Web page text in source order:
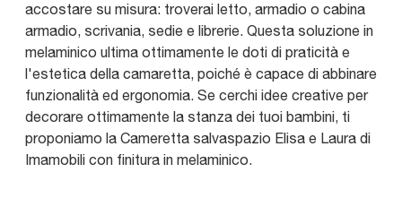
accostare su misura: troverai letto, armadio o cabina
armadio, scrivania, sedie e librerie. Questa soluzione in
melaminico ultima ottimamente le doti di praticità e
l'estetica della camaretta, poiché è capace di abbinare
funzionalità ed ergonomia. Se cerchi idee creative per
decorare ottimamente la stanza dei tuoi bambini, ti
proponiamo la Cameretta salvaspazio Elisa e Laura di
Imamobili con finitura in melaminico.